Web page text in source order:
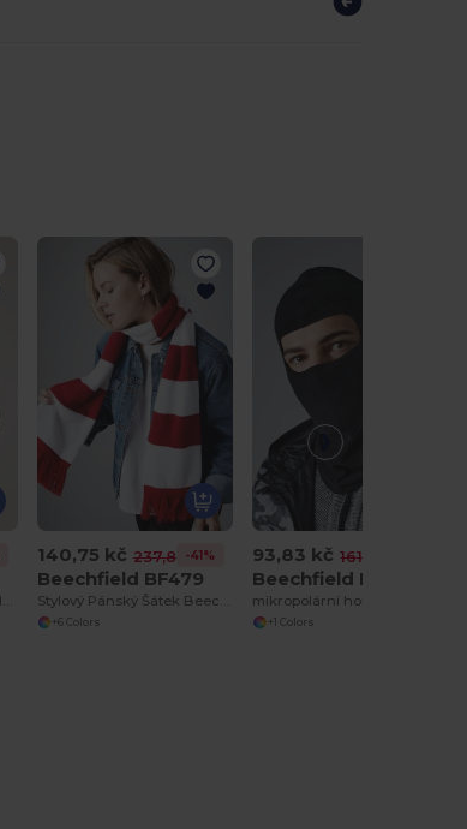
140,75 kč 237,81 kč
-41%
Beechfield BF479
+6 Colors
93,83 kč 161,78 kč
Beechfield BF230
+1 Colors